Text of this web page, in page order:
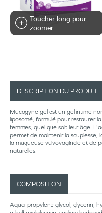
Toucher long pour
zoomer
DESCRIPTION DU PRODUIT
Mucogyne gel est un gel intime
liposomé, formulé pour restaurer
femmes, quel que soit leur âge.
permet de maintenir la souplesse,
la muqueuse vulvovaginale et de
naturelles.
COMPOSITION
Aqua, propylene glycol, glycerin,